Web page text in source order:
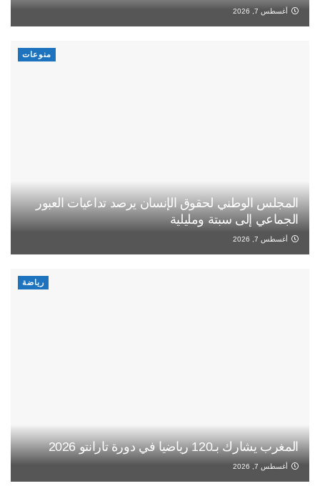
أغسطس 7, 2026
منوعات
المجلس الوطني لحقوق الإنسان يرصد تداعيات العبور
الجماعي إلى سبتة ومليلية
أغسطس 7, 2026
رياضة
المغرب يشارك بـ120 رياضيا في دورة تارانتو 2026
أغسطس 7, 2026